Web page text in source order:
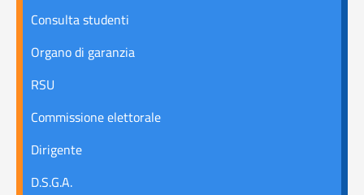
Consulta studenti
Organo di garanzia
RSU
Commissione elettorale
Dirigente
D.S.G.A.